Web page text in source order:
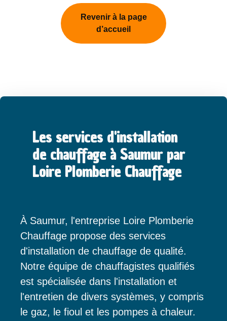
Revenir à la page
d’accueil
Les services d'installation
de chauffage à Saumur par
Loire Plomberie Chauffage
À Saumur, l'entreprise Loire Plomberie
Chauffage propose des services
d'installation de chauffage de qualité.
Notre équipe de chauffagistes qualifiés
est spécialisée dans l'installation et
l'entretien de divers systèmes, y compris
le gaz, le fioul et les pompes à chaleur.